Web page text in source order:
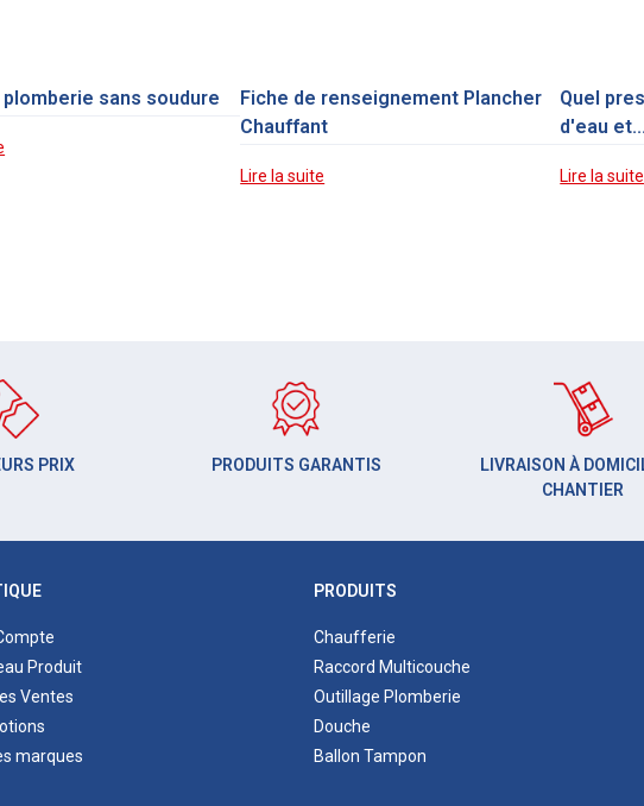
plomberie sans soudure
Fiche de renseignement Plancher
Chauffant
Lire la suite
Quel
d'eau et...
Lire la suite
PRIX PRODUITS GARANTIS
LIVRAISON À
CHANTIER
Produit
Ventes
marques
PRODUITS
Chaufferie
Raccord Multicouche
Outillage Plomberie
Douche
Ballon Tampon